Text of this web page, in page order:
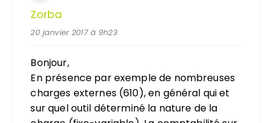
Zorba
20 janvier 2017 à 9h23
Bonjour,
En présence par exemple de nombreuses
charges externes (610), en général qui et
sur quel outil déterminé la nature de la